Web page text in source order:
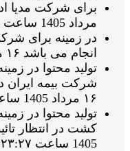
مرداد 1405 ساعت ۰۲:۱۲:۱۸
در زمینه برای
انجام می باشد ۱۶ مرداد 1405 ساعت ۰۲:۰۲:۵۴
تولید محتوا در
شرکت بیمه ایران
۱۶ مرداد 1405 ساعت ۰۰:۱۷:۳۴
تولید محتوا در
1405 ساعت ۲۲:۲۳:۲۷